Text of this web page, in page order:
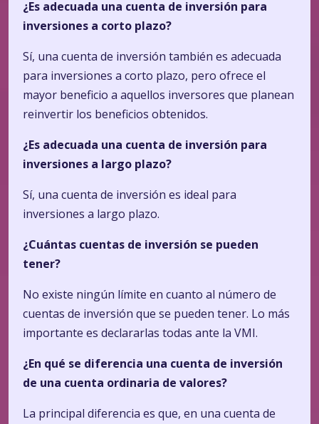
¿Es adecuada una cuenta de inversión para
inversiones a corto plazo?
Sí, una cuenta de inversión también es adecuada
para inversiones a corto plazo, pero ofrece el
mayor beneficio a aquellos inversores que planean
reinvertir los beneficios obtenidos.
¿Es adecuada una cuenta de inversión para
inversiones a largo plazo?
Sí, una cuenta de inversión es ideal para
inversiones a largo plazo.
¿Cuántas cuentas de inversión se pueden
tener?
No existe ningún límite en cuanto al número de
cuentas de inversión que se pueden tener. Lo más
importante es declararlas todas ante la VMI.
¿En qué se diferencia una cuenta de inversión
de una cuenta ordinaria de valores?
La principal diferencia es que, en una cuenta de